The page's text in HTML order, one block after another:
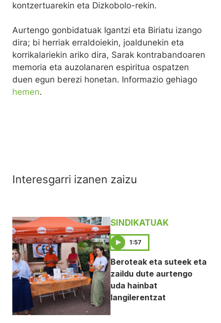
kontzertuarekin eta Dizkobolo-rekin.
Aurtengo gonbidatuak Igantzi eta Biriatu izango
dira; bi herriak erraldoiekin, joaldunekin eta
korrikalariekin ariko dira, Sarak kontrabandoaren
memoria eta auzolanaren espiritua ospatzen
duen egun berezi honetan. Informazio gehiago
hemen.
Interesgarri izanen zaizu
SINDIKATUAK
1:57
Beroteak eta suteek eta
zaildu dute aurtengo
uda hainbat
langilerentzat